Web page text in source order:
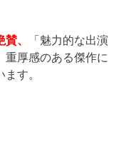
、
「魅力的な出演
重厚感のある傑作に
す。